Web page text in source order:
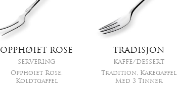
OPPHØIET ROSE
SERVERING
Opphøiet Rose,
Koldtgaffel
TRADISJON
KAFFE/DESSERT
Tradition, Kakegaffel
Med 3 Tinner